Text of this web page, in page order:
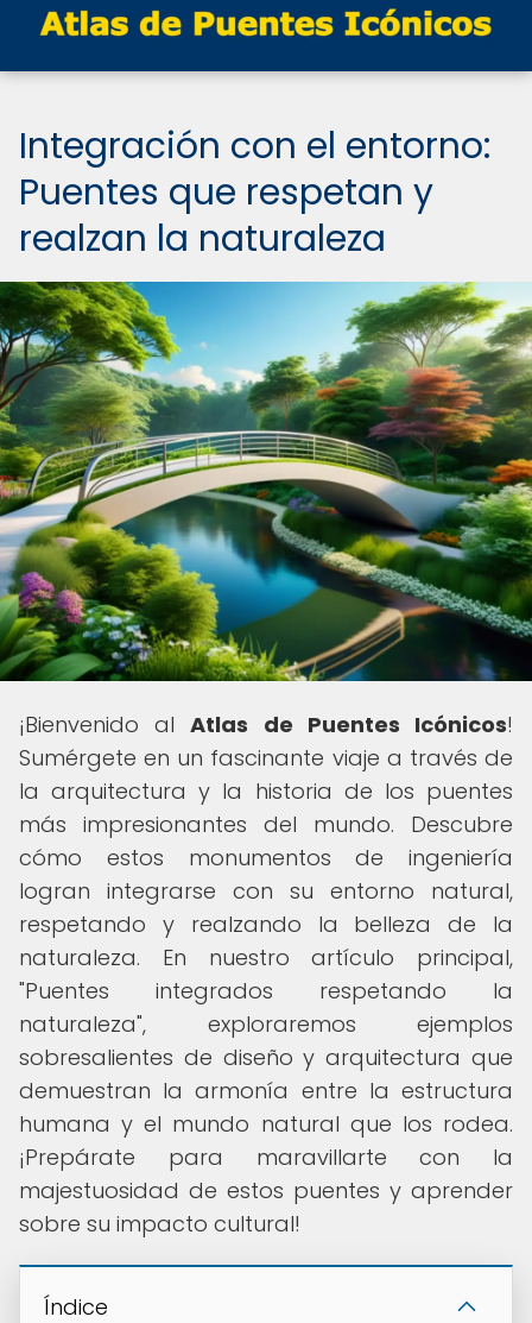
Integración con el entorno:
Puentes que respetan y
realzan la naturaleza
¡Bienvenido alAtlas de Puentes Icónicos!
Sumérgete en un fascinante viaje a través de
la arquitectura y la historia de los puentes
más impresionantes del mundo. Descubre
cómo estos monumentos de ingeniería
logran integrarse con su entorno natural,
respetando y realzando la belleza de la
naturaleza. En nuestro artículo principal,
"Puentes integrados respetando la
naturaleza", exploraremos ejemplos
sobresalientes de diseño y arquitectura que
demuestran la armonía entre la estructura
humana y el mundo natural que los rodea.
¡Prepárate para maravillarte con la
majestuosidad de estos puentes y aprender
sobre su impacto cultural!
Índice